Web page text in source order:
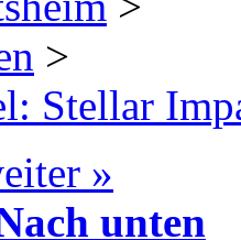
>
Stellar
»
unten